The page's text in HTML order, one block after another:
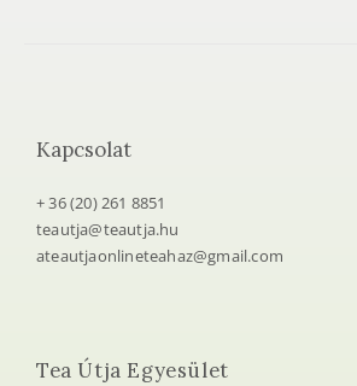
Kapcsolat
+ 36 (20) 261 8851
teautja@teautja.hu
ateautjaonlineteahaz@gmail.com
Tea Útja Egyesület